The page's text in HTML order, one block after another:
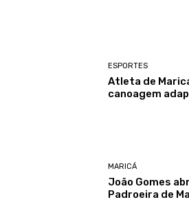
ESPORTES
Atleta de
canoagem
MARICÁ
João Gomes
Padroeira de